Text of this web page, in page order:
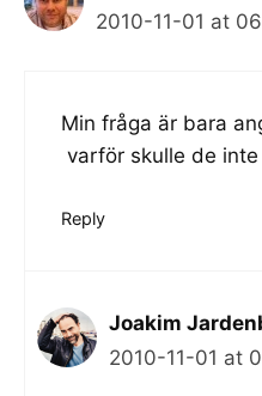
2010-11-01 at
Min fråga är bara
varför skulle de inte
Reply
Joakim
2010-11-01 at